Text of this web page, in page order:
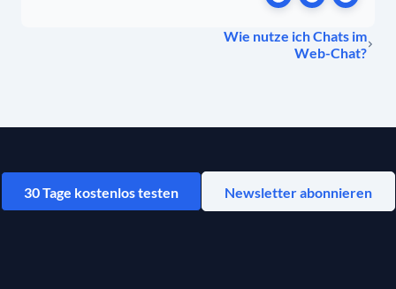
Wie nutze ich Chats im
Web-Chat?
30 Tage kostenlos testen Newsletter abonnieren